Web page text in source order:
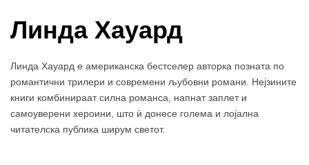
Линда Хауард
Линда Хауард е американска бестселер авторка позната по
романтични трилери и современи љубовни романи. Нејзините
книги комбинираат силна романса, напнат заплет и
самоуверени хероини, што ѝ донесе голема и лојална
читателска публика ширум светот.